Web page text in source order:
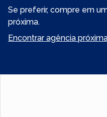
Se preferir, compre em
próxima.
Encontrar agência